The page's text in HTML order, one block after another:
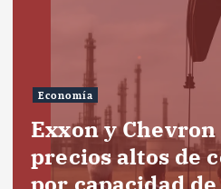
Economía
Exxon y
precios altos de